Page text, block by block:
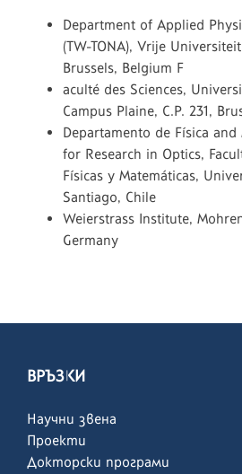
Department of Applied
(TW-TONA), Vrije
Brussels, Belgium F
aculté des Sciences,
Campus Plaine, C.P. 231,
Departamento de Física
for Research in Optics,
Físicas y Matemáticas,
Santiago, Chile
Weierstrass Institute,
Germany
ВРЪЗКИ
Научни звена
Проекти
Докторски програми